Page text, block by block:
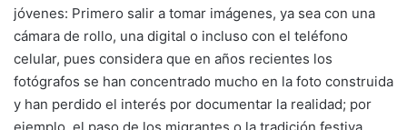
jóvenes: Primero salir a tomar imágenes, ya sea con una
cámara de rollo, una digital o incluso con el teléfono
celular, pues considera que en años recientes los
fotógrafos se han concentrado mucho en la foto construida
y han perdido el interés por documentar la realidad; por